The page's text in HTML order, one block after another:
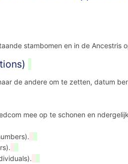
stambomen en in de Ancestris
de andere om te zetten, datum
mee op te schonen en